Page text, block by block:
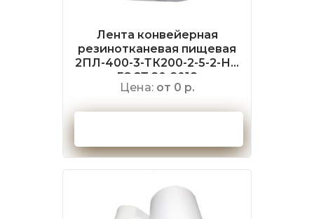
Лента конвейерная
резинотканевая пищевая
2ПЛ-400-3-ТК200-2-5-2-НБ
ГОСТ 20-2018
Цена: от 0 р.